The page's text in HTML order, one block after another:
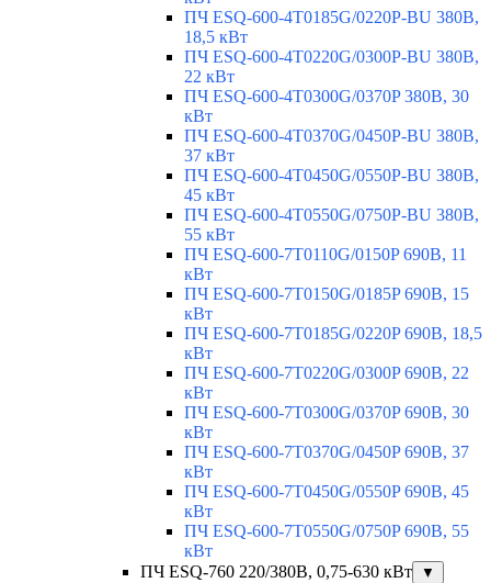
ПЧ ESQ-600-4T0185G/0220P-BU 380В,
18,5 кВт
ПЧ ESQ-600-4T0220G/0300P-BU 380В,
22 кВт
ПЧ ESQ-600-4T0300G/0370P 380В, 30
кВт
ПЧ ESQ-600-4T0370G/0450P-BU 380В,
37 кВт
ПЧ ESQ-600-4T0450G/0550P-BU 380В,
45 кВт
ПЧ ESQ-600-4T0550G/0750P-BU 380В,
55 кВт
ПЧ ESQ-600-7T0110G/0150P 690В, 11
кВт
ПЧ ESQ-600-7T0150G/0185P 690В, 15
кВт
ПЧ ESQ-600-7T0185G/0220P 690В, 18,5
кВт
ПЧ ESQ-600-7T0220G/0300P 690В, 22
кВт
ПЧ ESQ-600-7T0300G/0370P 690В, 30
кВт
ПЧ ESQ-600-7T0370G/0450P 690В, 37
кВт
ПЧ ESQ-600-7T0450G/0550P 690В, 45
кВт
ПЧ ESQ-600-7T0550G/0750P 690В, 55
кВт
ПЧ ESQ-760 220/380В, 0,75-630 кВт
▼